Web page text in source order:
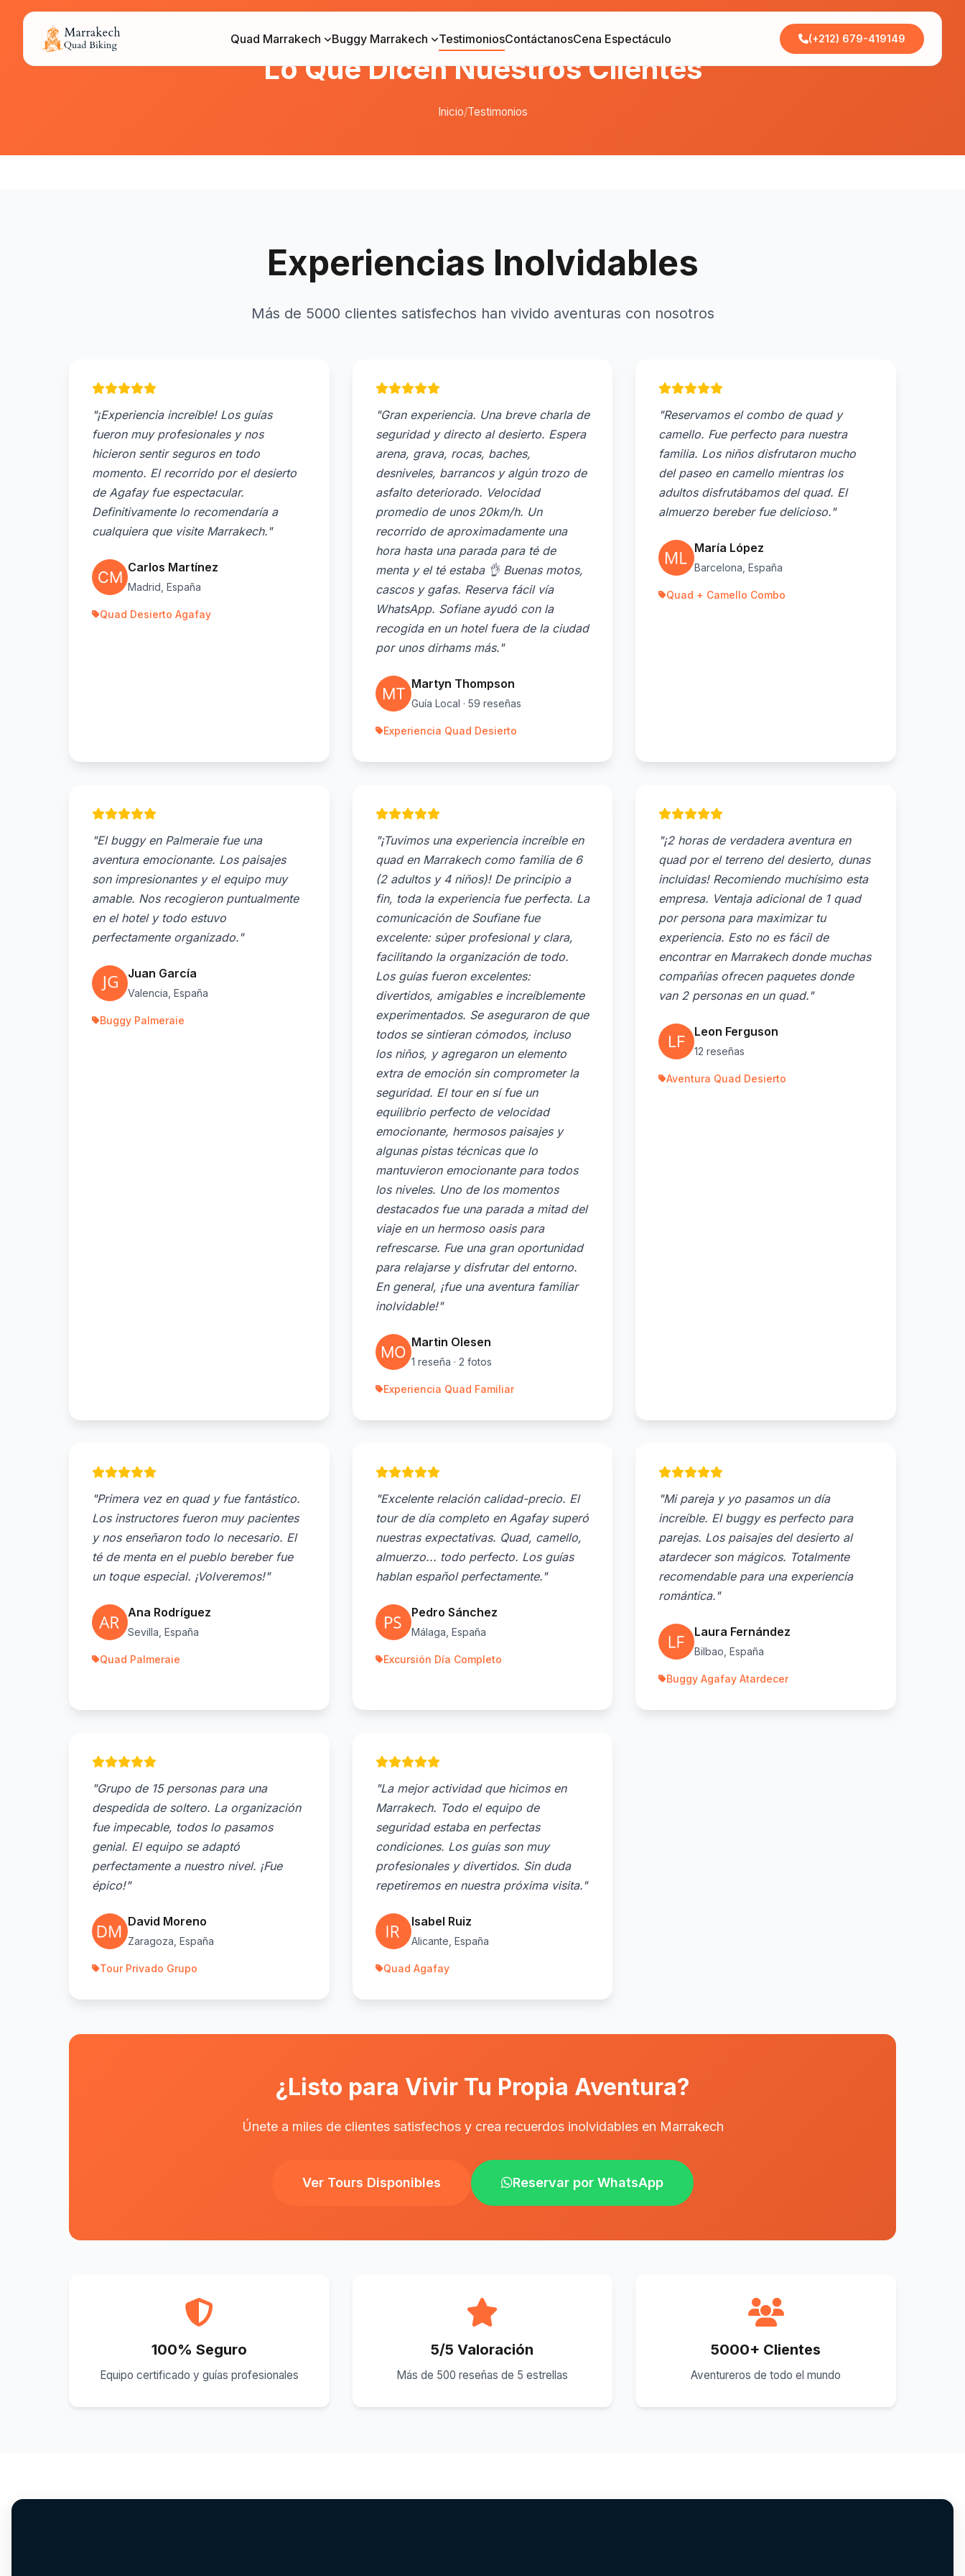
Quad Marrakech Buggy Marrakech TestimoniosContáctanosCena Espectáculo (+212) 679-419149
Lo Que Dicen Nuestros Clientes
Inicio/Testimonios
Experiencias Inolvidables
Más de 5000 clientes satisfechos han vivido aventuras con nosotros
"¡Experiencia increíble! Los guías
fueron muy profesionales y nos
hicieron sentir seguros en todo
momento. El recorrido por el desierto
de Agafay fue espectacular.
Definitivamente lo recomendaría a
cualquiera que visite Marrakech."
Carlos Martínez
Madrid, España
Quad Desierto Agafay
"Gran experiencia. Una breve charla de
seguridad y directo al desierto. Espera
arena, grava, rocas, baches,
desniveles, barrancos y algún trozo de
asfalto deteriorado. Velocidad
promedio de unos 20km/h. Un
recorrido de aproximadamente una
hora hasta una parada para té de
menta y el té estaba 👌 Buenas motos,
cascos y gafas. Reserva fácil vía
WhatsApp. Sofiane ayudó con la
recogida en un hotel fuera de la ciudad
por unos dirhams más."
Martyn Thompson
Guía Local · 59 reseñas
Experiencia Quad Desierto
"Reservamos el combo de quad y
camello. Fue perfecto para nuestra
familia. Los niños disfrutaron mucho
del paseo en camello mientras los
adultos disfrutábamos del quad. El
almuerzo bereber fue delicioso."
María López
Barcelona, España
Quad + Camello Combo
"El buggy en Palmeraie fue una
aventura emocionante. Los paisajes
son impresionantes y el equipo muy
amable. Nos recogieron puntualmente
en el hotel y todo estuvo
perfectamente organizado."
Juan García
Valencia, España
Buggy Palmeraie
"¡Tuvimos una experiencia increíble en
quad en Marrakech como familia de 6
(2 adultos y 4 niños)! De principio a
fin, toda la experiencia fue perfecta. La
comunicación de Soufiane fue
excelente: súper profesional y clara,
facilitando la organización de todo.
Los guías fueron excelentes:
divertidos, amigables e increíblemente
experimentados. Se aseguraron de que
todos se sintieran cómodos, incluso
los niños, y agregaron un elemento
extra de emoción sin comprometer la
seguridad. El tour en sí fue un
equilibrio perfecto de velocidad
emocionante, hermosos paisajes y
algunas pistas técnicas que lo
mantuvieron emocionante para todos
los niveles. Uno de los momentos
destacados fue una parada a mitad del
viaje en un hermoso oasis para
refrescarse. Fue una gran oportunidad
para relajarse y disfrutar del entorno.
En general, ¡fue una aventura familiar
inolvidable!"
Martin Olesen
1 reseña · 2 fotos
Experiencia Quad Familiar
"¡2 horas de verdadera aventura en
quad por el terreno del desierto, dunas
incluidas! Recomiendo muchísimo esta
empresa. Ventaja adicional de 1 quad
por persona para maximizar tu
experiencia. Esto no es fácil de
encontrar en Marrakech donde muchas
compañías ofrecen paquetes donde
van 2 personas en un quad."
Leon Ferguson
12 reseñas
Aventura Quad Desierto
"Primera vez en quad y fue fantástico.
Los instructores fueron muy pacientes
y nos enseñaron todo lo necesario. El
té de menta en el pueblo bereber fue
un toque especial. ¡Volveremos!"
Ana Rodríguez
Sevilla, España
Quad Palmeraie
"Excelente relación calidad-precio. El
tour de día completo en Agafay superó
nuestras expectativas. Quad, camello,
almuerzo... todo perfecto. Los guías
hablan español perfectamente."
Pedro Sánchez
Málaga, España
Excursión Día Completo
"Mi pareja y yo pasamos un día
increíble. El buggy es perfecto para
parejas. Los paisajes del desierto al
atardecer son mágicos. Totalmente
recomendable para una experiencia
romántica."
Laura Fernández
Bilbao, España
Buggy Agafay Atardecer
"Grupo de 15 personas para una
despedida de soltero. La organización
fue impecable, todos lo pasamos
genial. El equipo se adaptó
perfectamente a nuestro nivel. ¡Fue
épico!"
David Moreno
Zaragoza, España
Tour Privado Grupo
"La mejor actividad que hicimos en
Marrakech. Todo el equipo de
seguridad estaba en perfectas
condiciones. Los guías son muy
profesionales y divertidos. Sin duda
repetiremos en nuestra próxima visita."
Isabel Ruiz
Alicante, España
Quad Agafay
¿Listo para Vivir Tu Propia Aventura?
Únete a miles de clientes satisfechos y crea recuerdos inolvidables en Marrakech
Ver Tours Disponibles Reservar por WhatsApp
100% Seguro
Equipo certificado y guías profesionales
5/5 Valoración
Más de 500 reseñas de 5 estrellas
5000+ Clientes
Aventureros de todo el mundo